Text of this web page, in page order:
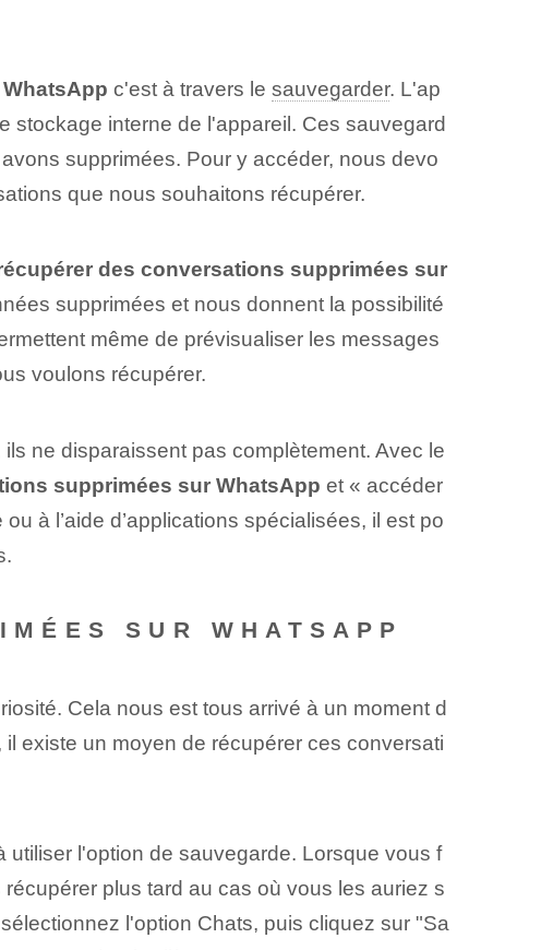
⁤c'est à travers ⁤le sauvegarder. L'ap
interne de l'appareil. Ces sauvegard
supprimées. Pour y accéder, nous devo
que nous souhaitons récupérer.
des conversations supprimées sur
supprimées et nous donnent la possibilité
même de prévisualiser les messages
voulons récupérer.
ne disparaissent pas complètement. Avec le
supprimées sur WhatsApp et « accéder
à l’aide d’applications spécialisées, il est po
SUR WHATSAPP
Cela nous est tous arrivé à un moment d
existe un moyen de récupérer ces conversati
l'option de sauvegarde. Lorsque vous f
plus tard au cas où vous les auriez s
l'option Chats, puis cliquez sur "Sa